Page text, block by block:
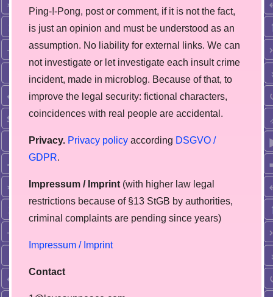
Ping-!-Pong, post or comment, if it is not the fact,
is just an opinion and must be understood as an
assumption. No liability for external links. We can
not investigate or let investigate each insult crime
incident, made in microblog. Because of that, to
improve the legal security: fictional characters,
coincidences with real people are accidental.
Privacy. Privacy policy according DSGVO /
GDPR.
Impressum / Imprint (with higher law legal
restrictions because of §13 StGB by authorities,
сriminal complaints are pending since years)
Impressum / Imprint
Contact